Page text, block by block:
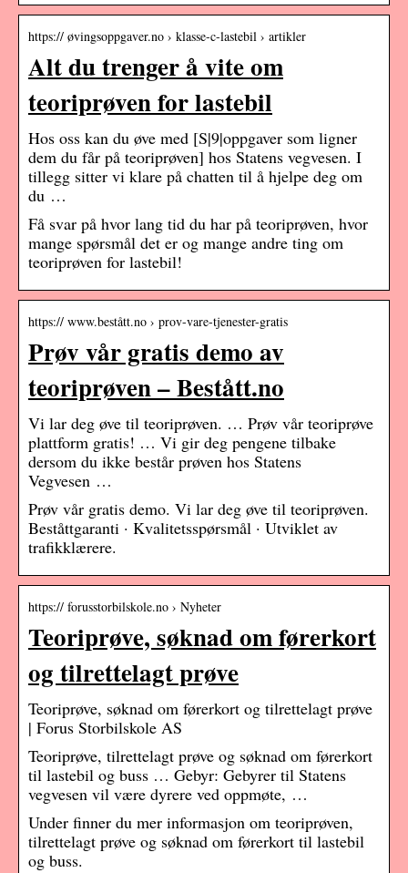
https:// øvingsoppgaver.no › klasse-c-lastebil › artikler
Alt du trenger å vite om
teoriprøven for lastebil
Hos oss kan du øve med [S|9|oppgaver som ligner
dem du får på teoriprøven] hos Statens vegvesen. I
tillegg sitter vi klare på chatten til å hjelpe deg om
du …
Få svar på hvor lang tid du har på teoriprøven, hvor
mange spørsmål det er og mange andre ting om
teoriprøven for lastebil!
https:// www.bestått.no › prov-vare-tjenester-gratis
Prøv vår gratis demo av
teoriprøven – Bestått.no
Vi lar deg øve til teoriprøven. … Prøv vår teoriprøve
plattform gratis! … Vi gir deg pengene tilbake
dersom du ikke består prøven hos Statens
Vegvesen …
Prøv vår gratis demo. Vi lar deg øve til teoriprøven.
Beståttgaranti · Kvalitetsspørsmål · Utviklet av
trafikklærere.
https:// forusstorbilskole.no › Nyheter
Teoriprøve, søknad om førerkort
og tilrettelagt prøve
Teoriprøve, søknad om førerkort og tilrettelagt prøve
| Forus Storbilskole AS
Teoriprøve, tilrettelagt prøve og søknad om førerkort
til lastebil og buss … Gebyr: Gebyrer til Statens
vegvesen vil være dyrere ved oppmøte, …
Under finner du mer informasjon om teoriprøven,
tilrettelagt prøve og søknad om førerkort til lastebil
og buss.